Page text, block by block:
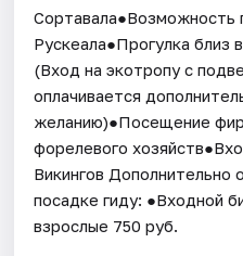
Сортавала●Возможность
Рускеала●Прогулка близ
(Вход на экотропу с
оплачивается
желанию)●Посещение
форелевого
Викингов Дополнительно
посадке гиду: ●Входной
взрослые 750 руб.